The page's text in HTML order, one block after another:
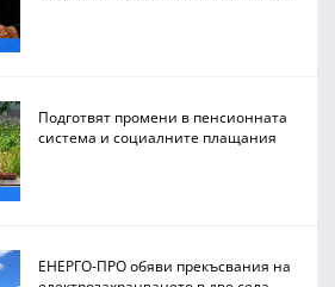
Подготвят промени в пенсионната
система и социалните плащания
ЕНЕРГО-ПРО обяви прекъсвания на